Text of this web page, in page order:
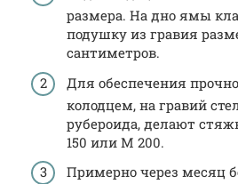
размера. На дно ямы
подушку из гравия
сантиметров.
Для обеспечения
колодцем, на гравий
рубероида, делают
150 или М 200.
Примерно через месяц